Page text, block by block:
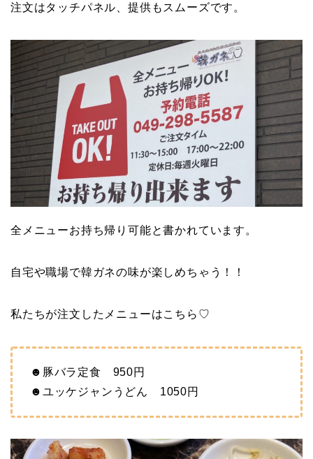
注文はタッチパネル、提供もスムーズです。
全メニューお持ち帰り可能と書かれています。
自宅や職場で韓ガネの味が楽しめちゃう！！
私たちが注文したメニューはこちら♡
☻豚バラ定食 950円
☻ユッケジャンうどん 1050円